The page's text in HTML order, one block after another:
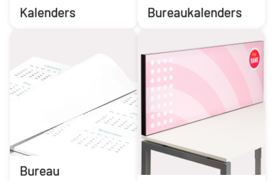
Kalenders Bureaukalenders
Bureau